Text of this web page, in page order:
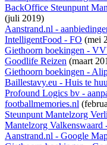
BackOffice Steunpunt
(juli 2019)
Aanstrand.nl -
IntelligentFood - FO (mei
Giethoorn boekingen -
Goodlife Reizen (maart
Giethoorn boekingen -
Baillestavy.eu - Huis te
Profound Logics bv -
footballmemories.nl
Steunpunt Mantelzorg
Mantelzorg Valkenswaard
Aanstrand.nl - Google